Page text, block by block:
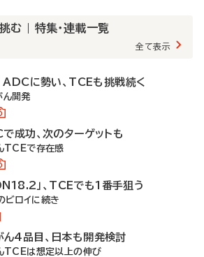
挑む | 特集・連載一覧
全て表示
】 ADCに勢い、TCEも挑戦続く
ん開発
で成功、次のターゲットも
TCEで存在感
」、TCEでも1番手狙う
ビロイに続き
がん4品目、日本も開発検討
TCEは想定以上の伸び